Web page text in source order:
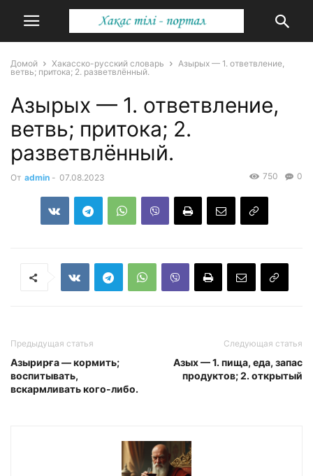
Домой Хакасско-русский словарь
Азырых — 1. ответвление,
ветвь; притока; 2. разветвлённый.
Азырых — 1. ответвление,
ветвь; притока; 2.
разветвлённый.
От admin - 07.08.2023 0
750
Предыдущая статья
Азырирға — кормить;
воспитывать,
вскармливать кого-либо.
Следующая статья
Азых — 1. пища, еда, запас
продуктов; 2. открытый